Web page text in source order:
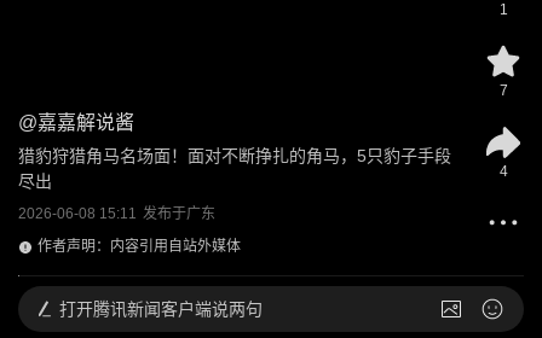
@嘉嘉解说酱
猎豹狩猎角马名场面！面对不断挣扎的角马，5只豹子手段
尽出
2026-06-08 15:11 发布于广东
作者声明：内容引用自站外媒体
1
7
4
打开腾讯新闻客户端说两句